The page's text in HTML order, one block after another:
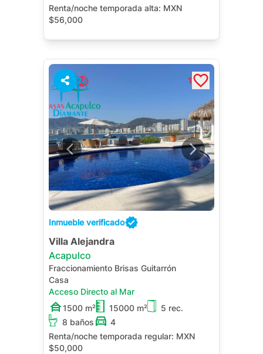
Renta/noche temporada alta: MXN
$56,000
Alberca Privada
Terraza
Jardín
28
1
Inmueble verificado
Villa Alejandra
Acapulco
Fraccionamiento Brisas Guitarrón
Casa
Acceso Directo al Mar
1500 m²
15000 m²
5 rec.
8 baños
4
Renta/noche temporada regular: MXN
$50,000